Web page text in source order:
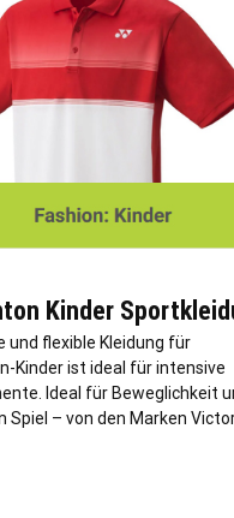
Kinder
und flexible Kleidung für
Kinder ist ideal für intensive
Ideal für Beweglichkeit
Spiel – von den Marken